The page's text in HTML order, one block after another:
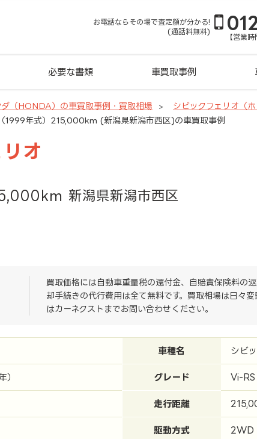
お電話ならその場で査定額が分かる!
(通話料無料)
【営業
必要な書類 車買取事例
ダ（HONDA）の車買取事例・買取相場
シビックフェリオ（
1999年式）215,000km (新潟県新潟市西区)の車買取事例
オ
新潟県新潟市西区
買取価格には自動車重量税の還付金、自賠責保険料の
却手続きの代行費用は全て無料です。買取相場は日々
はカーネクストまでお問い合わせください。
車種名 シビ
） グレード Vi-RS
走行距離
駆動方式 2WD